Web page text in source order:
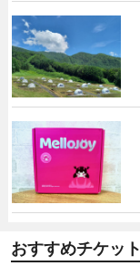
おすすめチケット